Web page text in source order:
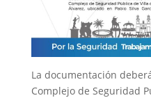
La documentación
Complejo de Seguridad